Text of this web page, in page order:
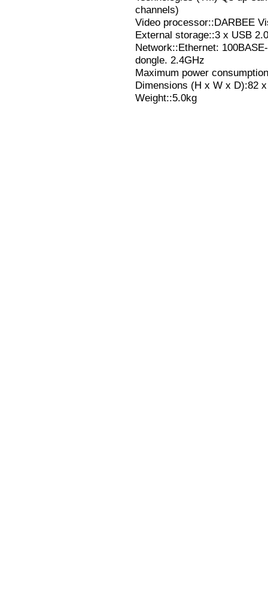
channels)
Video processor::DARBEE
External storage::3 x USB 2.0
Network::Ethernet:
dongle. 2.4GHz
Maximum power
Dimensions (H x W x D):82
Weight::5.0kg